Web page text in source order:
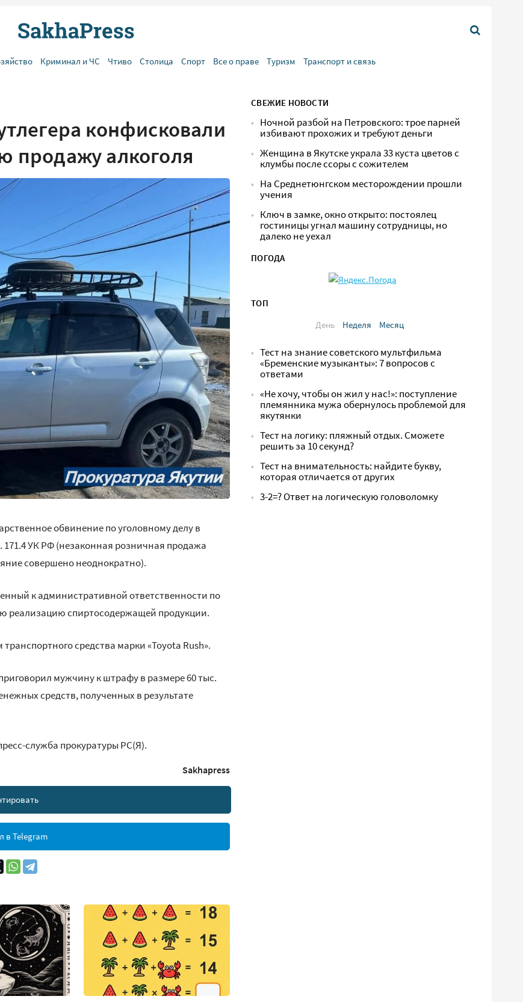
Криминал и ЧС Чтиво Столица Спорт Все о праве Туризм Транспорт и связь
конфисковали
продажу алкоголя
обвинение по уголовному делу в
УК РФ (незаконная розничная продажа
совершено неоднократно).
к административной ответственности по
реализацию спиртосодержащей продукции.
средства марки «Toyota Rush».
мужчину к штрафу в размере 60 тыс.
средств, полученных в результате
служба прокуратуры РС(Я).
Sakhapress
в Telegram
СВЕЖИЕ НОВОСТИ
Ночной разбой на Петровского: трое парней
избивают прохожих и требуют деньги
Женщина в Якутске украла 33 куста цветов с
клумбы после ссоры с сожителем
На Среднетюнгском месторождении прошли
учения
Ключ в замке, окно открыто: постоялец
гостиницы угнал машину сотрудницы, но
далеко не уехал
ПОГОДА
ТОП
День
Неделя Месяц
Тест на знание советского мультфильма
«Бременские музыканты»: 7 вопросов с
ответами
«Не хочу, чтобы он жил у нас!»: поступление
племянника мужа обернулось проблемой для
якутянки
Тест на логику: пляжный отдых. Сможете
решить за 10 секунд?
Тест на внимательность: найдите букву,
которая отличается от других
3-2=? Ответ на логическую головоломку